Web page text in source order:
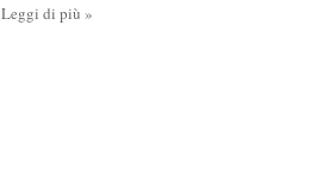
Leggi di più »